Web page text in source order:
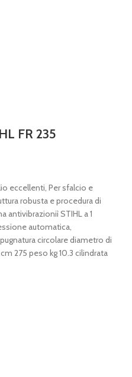
FR 235
eccellenti, Per sfalcio e
robusta e procedura di
antivibrazioniì STIHL a 1
automatica,
circolare diametro di
275 peso kg 10.3 cilindrata